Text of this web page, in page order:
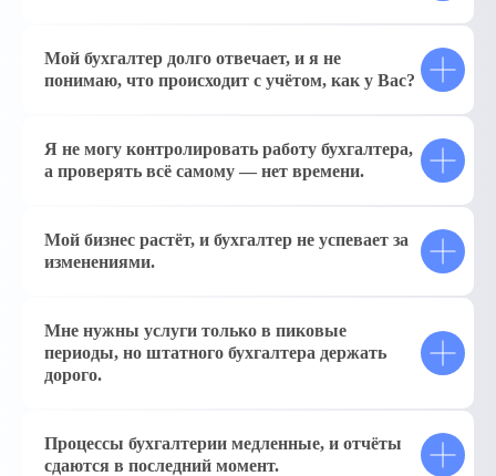
Мой бухгалтер долго отвечает, и я не
понимаю, что происходит с учётом, как у Вас?
Я не могу контролировать работу бухгалтера,
а проверять всё самому — нет времени.
Мой бизнес растёт, и бухгалтер не успевает за
изменениями.
Мне нужны услуги только в пиковые
периоды, но штатного бухгалтера держать
дорого.
Процессы бухгалтерии медленные, и отчёты
сдаются в последний момент.